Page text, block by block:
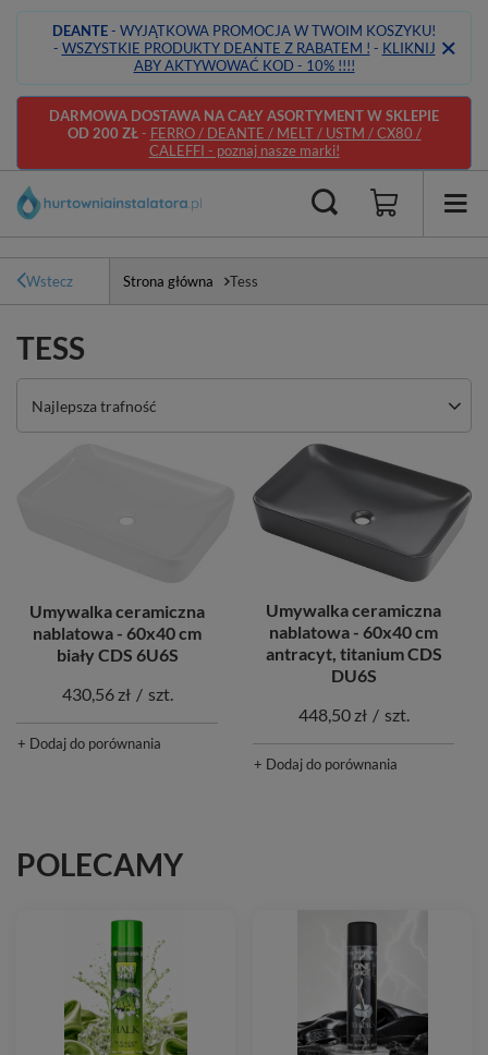
DEANTE- WYJĄTKOWA PROMOCJA W TWOIM KOSZYKU!
- WSZYSTKIE PRODUKTY DEANTE Z RABATEM ! - KLIKNIJ
ABY AKTYWOWAĆ KOD - 10% !!!!
DARMOWA DOSTAWA NA CAŁY ASORTYMENT W SKLEPIE
OD 200 ZŁ- FERRO / DEANTE / MELT / USTM / CX80 /
CALEFFI - poznaj nasze marki!
Wstecz Strona główna Tess
TESS
Zmień sortowanie
Najlepsza trafność
Umywalka ceramiczna
nablatowa - 60x40 cm
biały CDS 6U6S
430,56 zł / szt.
+ Dodaj do porównania
Umywalka ceramiczna
nablatowa - 60x40 cm
antracyt, titanium CDS
DU6S
448,50 zł / szt.
+ Dodaj do porównania
POLECAMY